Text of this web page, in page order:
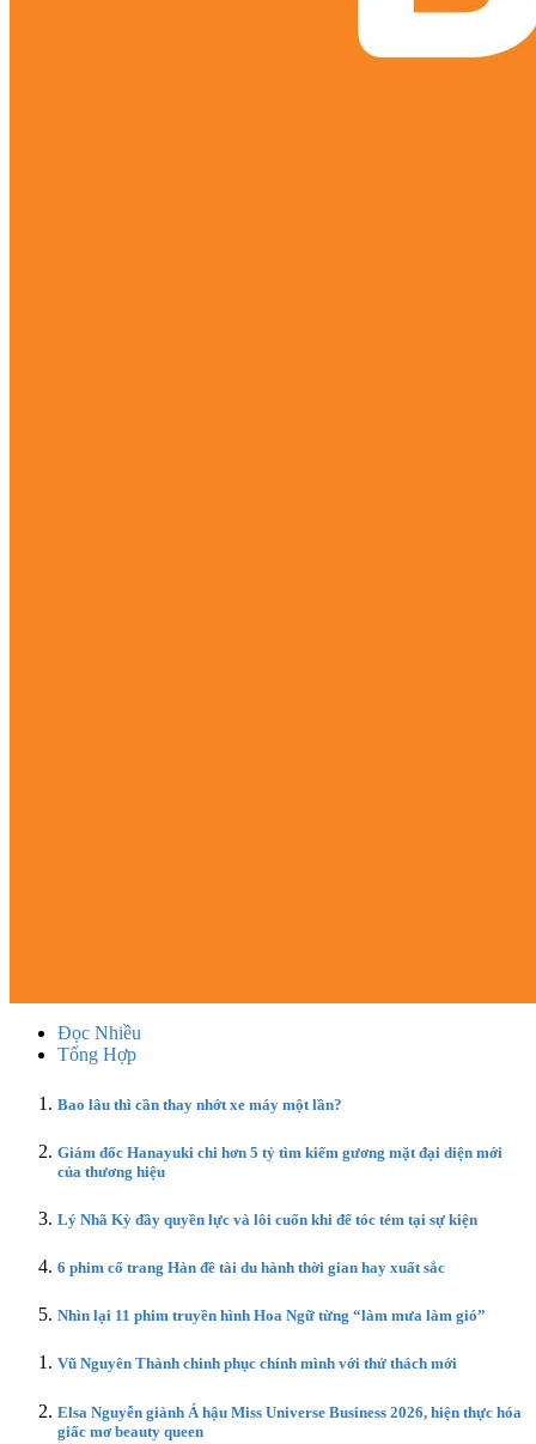
Đọc Nhiều
Tổng Hợp
Bao lâu thì cần thay nhớt xe máy một lần?
Giám đốc Hanayuki chi hơn 5 tỷ tìm kiếm gương mặt đại diện mới
của thương hiệu
Lý Nhã Kỳ đầy quyền lực và lôi cuốn khi để tóc tém tại sự kiện
6 phim cổ trang Hàn đề tài du hành thời gian hay xuất sắc
Nhìn lại 11 phim truyền hình Hoa Ngữ từng “làm mưa làm gió”
Vũ Nguyên Thành chinh phục chính mình với thử thách mới
Elsa Nguyễn giành Á hậu Miss Universe Business 2026, hiện thực hóa
giấc mơ beauty queen